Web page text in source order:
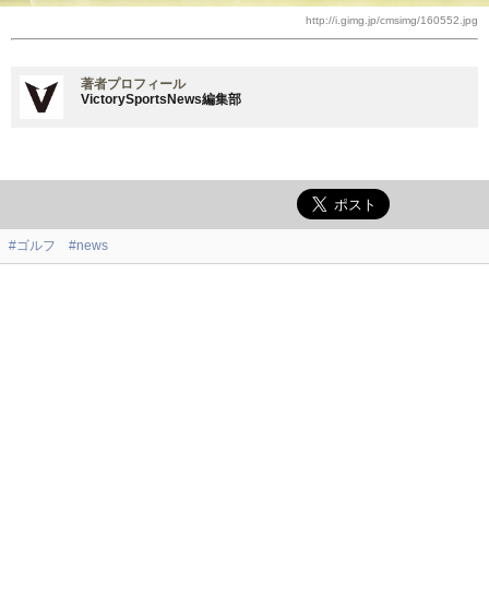
http://i.gimg.jp/cmsimg/160552.jpg
著者プロフィール
VictorySportsNews編集部
#ゴルフ #news